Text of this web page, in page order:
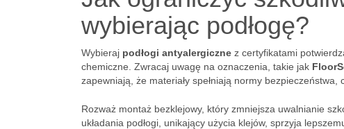
wybierając podłogę?
Wybieraj podłogi antyalergiczne z certyfikatami
chemiczne. Zwracaj uwagę na oznaczenia, takie jak
zapewniają, że materiały spełniają normy bezpieczeństwa,
Rozważ montaż bezklejowy, który zmniejsza uwalnianie
układania podłogi, unikający użycia klejów, sprzyja